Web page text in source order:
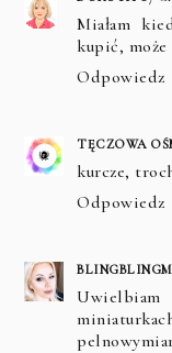
Miałam
kupić,
Odpowiedz
TĘCZOWA
kurcze,
Odpowiedz